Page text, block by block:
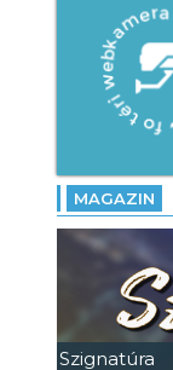
MAGAZIN
Szignatúra